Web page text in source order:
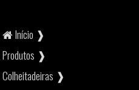
Início ❱
Produtos ❱
Colheitadeiras ❱